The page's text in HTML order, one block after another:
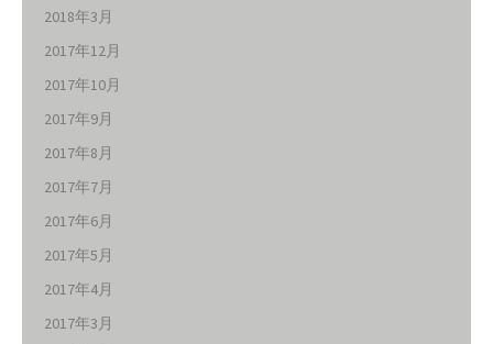
2018年3月
2017年12月
2017年10月
2017年9月
2017年8月
2017年7月
2017年6月
2017年5月
2017年4月
2017年3月